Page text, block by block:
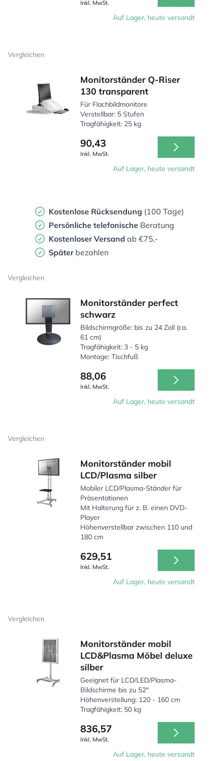
Inkl. MwSt.
Auf Lager, heute versandt
Vergleichen
Monitorständer Q-Riser
130 transparent
Für Flachbildmonitore
Verstellbar: 5 Stufen
Tragfähigkeit: 25 kg
90,43
Inkl. MwSt.
Auf Lager, heute versandt
Kostenlose Rücksendung (100 Tage)
Persönliche telefonische Beratung
Kostenloser Versand ab €75,-
Später bezahlen
Vergleichen
Monitorständer perfect
schwarz
Bildschirmgröße: bis zu 24 Zoll (ca.
61 cm)
Tragfähigkeit: 3 - 5 kg
Montage: Tischfuß
88,06
Inkl. MwSt.
Auf Lager, heute versandt
Vergleichen
Monitorständer mobil
LCD/Plasma silber
Mobiler LCD/Plasma-Ständer für
Präsentationen
Mit Halterung für z. B. einen DVD-
Player
Höhenverstellbar zwischen 110 und
180 cm
629,51
Inkl. MwSt.
Auf Lager, heute versandt
Vergleichen
Monitorständer mobil
LCD&Plasma Möbel deluxe
silber
Geeignet für LCD/LED/Plasma-
Bildschirme bis zu 52"
Höhenverstellung: 120 - 160 cm
Tragfähigkeit: 50 kg
836,57
Inkl. MwSt.
Auf Lager, heute versandt